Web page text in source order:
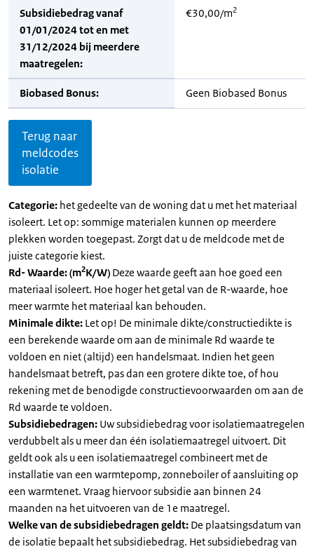
Subsidiebedrag vanaf
01/01/2024 tot en met
31/12/2024 bij meerdere
maatregelen:
€30,00/m2
Biobased Bonus: Geen Biobased Bonus
Terug naar
meldcodes
isolatie
Categorie: het gedeelte van de woning dat u met het materiaal
isoleert. Let op: sommige materialen kunnen op meerdere
plekken worden toegepast. Zorgt dat u de meldcode met de
juiste categorie kiest.
Rd- Waarde: (m2K/W) Deze waarde geeft aan hoe goed een
materiaal isoleert. Hoe hoger het getal van de R-waarde, hoe
meer warmte het materiaal kan behouden.
Minimale dikte: Let op! De minimale dikte/constructiedikte is
een berekende waarde om aan de minimale Rd waarde te
voldoen en niet (altijd) een handelsmaat. Indien het geen
handelsmaat betreft, pas dan een grotere dikte toe, of hou
rekening met de benodigde constructievoorwaarden om aan de
Rd waarde te voldoen.
Subsidiebedragen: Uw subsidiebedrag voor isolatiemaatregelen
verdubbelt als u meer dan één isolatiemaatregel uitvoert. Dit
geldt ook als u een isolatiemaatregel combineert met de
installatie van een warmtepomp, zonneboiler of aansluiting op
een warmtenet. Vraag hiervoor subsidie aan binnen 24
maanden na het uitvoeren van de 1e maatregel.
Welke van de subsidiebedragen geldt: De plaatsingsdatum van
de isolatie bepaalt het subsidiebedrag. Het subsidiebedrag van